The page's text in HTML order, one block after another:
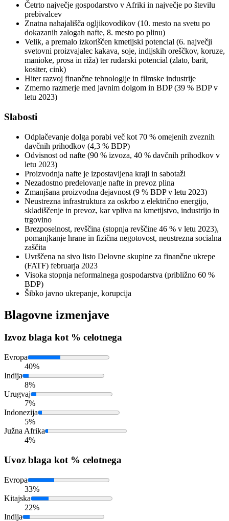
Četrto največje gospodarstvo v Afriki in največje po številu
prebivalcev
Znatna nahajališča ogljikovodikov (10. mesto na svetu po
dokazanih zalogah nafte, 8. mesto po plinu)
Velik, a premalo izkoriščen kmetijski potencial (6. največji
svetovni proizvajalec kakava, soje, indijskih oreščkov, koruze,
manioke, prosa in riža) ter rudarski potencial (zlato, barit,
kositer, cink)
Hiter razvoj finančne tehnologije in filmske industrije
Zmerno razmerje med javnim dolgom in BDP (39 % BDP v
letu 2023)
Slabosti
Odplačevanje dolga porabi več kot 70 % omejenih zveznih
davčnih prihodkov (4,3 % BDP)
Odvisnost od nafte (90 % izvoza, 40 % davčnih prihodkov v
letu 2023)
Proizvodnja nafte je izpostavljena kraji in sabotaži
Nezadostno predelovanje nafte in prevoz plina
Zmanjšana proizvodna dejavnost (9 % BDP v letu 2023)
Neustrezna infrastruktura za oskrbo z električno energijo,
skladiščenje in prevoz, kar vpliva na kmetijstvo, industrijo in
trgovino
Brezposelnost, revščina (stopnja revščine 46 % v letu 2023),
pomanjkanje hrane in fizična negotovost, neustrezna socialna
zaščita
Uvrščena na sivo listo Delovne skupine za finančne ukrepe
(FATF) februarja 2023
Visoka stopnja neformalnega gospodarstva (približno 60 %
BDP)
Šibko javno ukrepanje, korupcija
Blagovne izmenjave
Izvoz blaga kot % celotnega
Evropa
40%
Indija
8%
Urugvaj
7%
Indonezija
5%
Južna Afrika
4%
Uvoz blaga kot % celotnega
Evropa
33%
Kitajska
22%
Indija